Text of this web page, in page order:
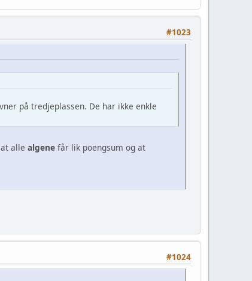
#1023
på tredjeplassen. De har ikke enkle
alle algene får lik poengsum og at
#1024